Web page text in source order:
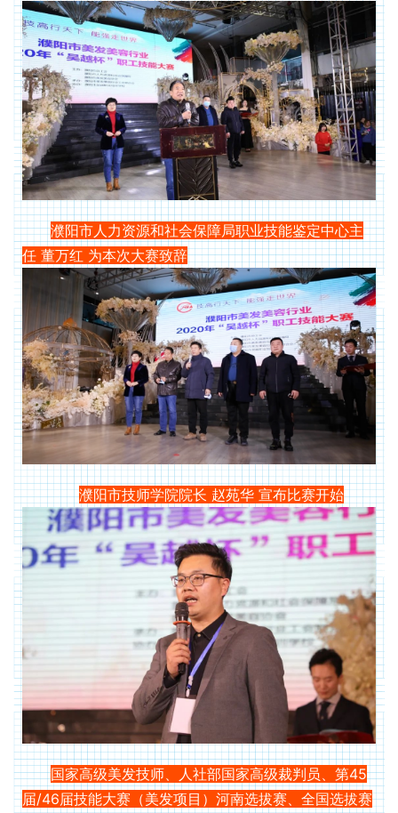
濮阳市人力资源和社会保障局职业技能鉴定中心主
任 董万红 为本次大赛致辞
濮阳市技师学院院长 赵苑华 宣布比赛开始
国家高级美发技师、人社部国家高级裁判员、第45
届/46届技能大赛（美发项目）河南选拔赛、全国选拔赛